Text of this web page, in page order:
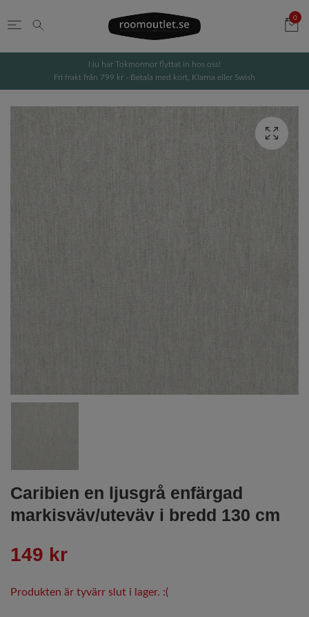
0
Nu har Tokmormor flyttat in hos oss!
Fri frakt från 799 kr - Betala med kort, Klarna eller Swish
Caribien en ljusgrå enfärgad
markisväv/uteväv i bredd 130 cm
149 kr
Produkten är tyvärr slut i lager. :(